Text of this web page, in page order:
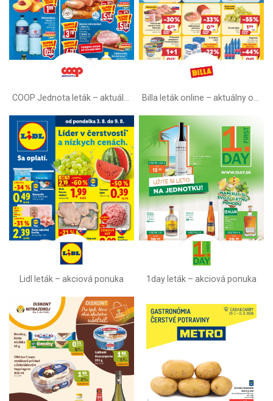
COOP Jednota leták –⁠ aktuálny Billa leták online –⁠ aktuálny od stredy
Lidl leták –⁠ akciová ponuka 1day leták – akciová ponuka